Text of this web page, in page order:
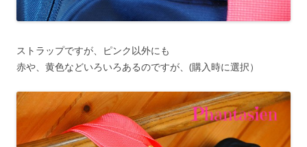
ストラップですが、ピンク以外にも
赤や、黄色などいろいろあるのですが、(購入時に選択）